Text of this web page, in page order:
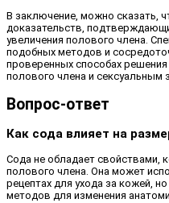
В заключение, можно сказать,
доказательств,
увеличения полового члена.
подобных методов и
проверенных способах
полового члена и сексуальным
Вопрос-ответ
Как сода влияет на
Сода не обладает свойствами,
полового члена. Она может
рецептах для ухода за кожей,
методов для изменения